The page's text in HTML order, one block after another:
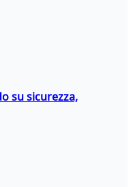
su sicurezza,